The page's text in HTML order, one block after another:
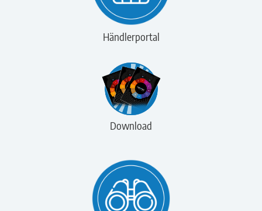
Händlerportal
Download